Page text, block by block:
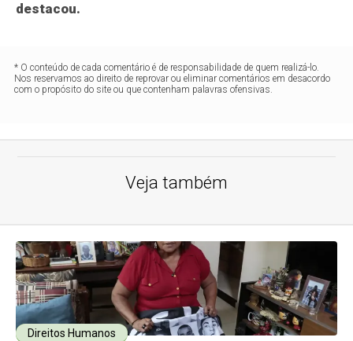
destacou.
* O conteúdo de cada comentário é de responsabilidade de quem realizá-lo.
Nos reservamos ao direito de reprovar ou eliminar comentários em desacordo
com o propósito do site ou que contenham palavras ofensivas.
Veja também
Direitos Humanos